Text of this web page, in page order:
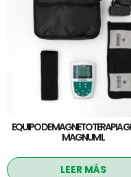
EQUIPO DE MAGNETOTERAPIA
MAGNUM L
LEER MÁS